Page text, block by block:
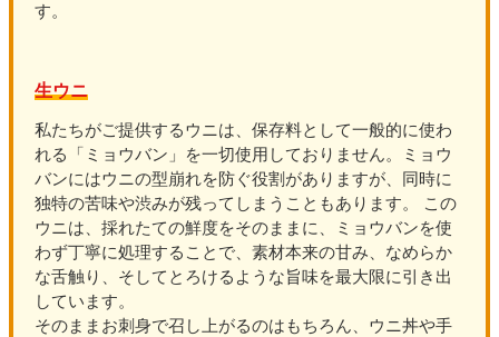
す。
生ウニ
私たちがご提供するウニは、保存料として一般的に使わ
れる「ミョウバン」を一切使用しておりません。ミョウ
バンにはウニの型崩れを防ぐ役割がありますが、同時に
独特の苦味や渋みが残ってしまうこともあります。 この
ウニは、採れたての鮮度をそのままに、ミョウバンを使
わず丁寧に処理することで、素材本来の甘み、なめらか
な舌触り、そしてとろけるような旨味を最大限に引き出
しています。
そのままお刺身で召し上がるのはもちろん、ウニ丼や手